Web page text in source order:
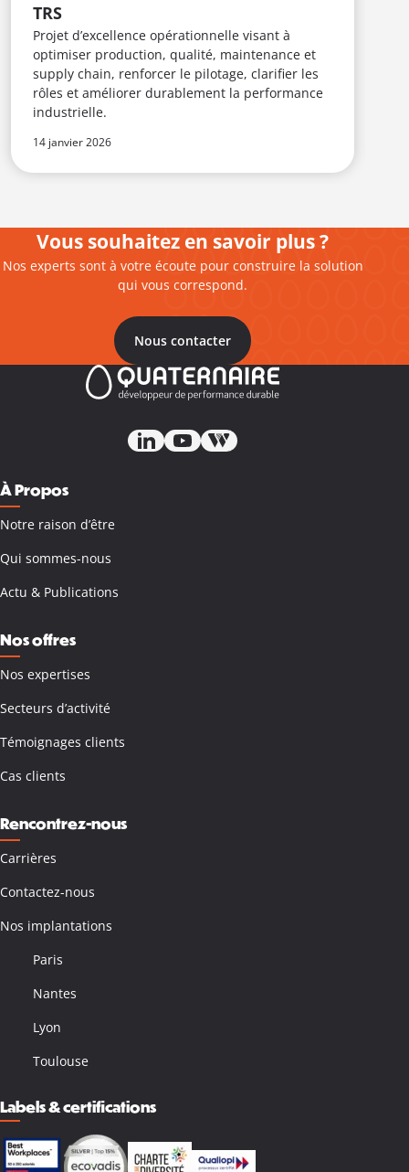
TRS
Projet d’excellence opérationnelle visant à
optimiser production, qualité, maintenance et
supply chain, renforcer le pilotage, clarifier les
rôles et améliorer durablement la performance
industrielle.
14 janvier 2026
Vous souhaitez en savoir plus ?
Nos experts sont à votre écoute pour construire la solution
qui vous correspond.
Nous contacter
À Propos
Notre raison d’être
Qui sommes-nous
Actu & Publications
Nos offres
Nos expertises
Secteurs d’activité
Témoignages clients
Cas clients
Rencontrez-nous
Carrières
Contactez-nous
Nos implantations
Paris
Nantes
Lyon
Toulouse
Labels & certifications